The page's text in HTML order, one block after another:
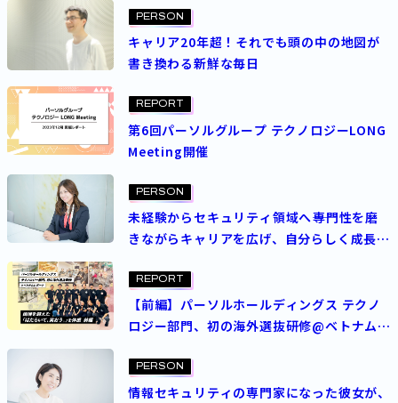
PERSON
キャリア20年超！それでも頭の中の地図が
書き換わる新鮮な毎日
REPORT
第6回パーソルグループ テクノロジーLONG
Meeting開催
PERSON
未経験からセキュリティ領域へ――専門性を磨
きながらキャリアを広げ、自分らしく成長す
REPORT
【前編】パーソルホールディングス テクノ
ロジー部門、初の海外選抜研修@ベトナムレ
う。」を体感
PERSON
情報セキュリティの専門家になった彼女が、